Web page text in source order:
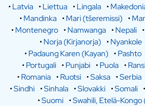
•Latvia •Liettua •Lingala •
•Mandinka •Mari (tšeremissi) •
•Montenegro •Namwanga •Nepali •
•Norja (Kirjanorja) •Nyankole
•Padaung Karen (Kayan) •Pashto
•Portugali •Punjabi •Puola •
•Romania •Ruotsi •Saksa •Serbia
•Sindhi •Sinhala •Slovakki •Somali •
•Suomi •Swahili, Etelä-Kongo